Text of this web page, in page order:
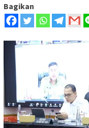
Bagikan